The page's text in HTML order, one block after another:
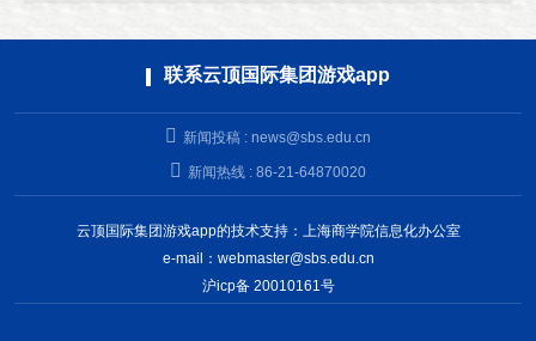
联系云顶国际集团游戏app
新闻投稿 : news@sbs.edu.cn
新闻热线 : 86-21-64870020
云顶国际集团游戏app的技术支持：上海商学院信息化办公室
e-mail： webmaster@sbs.edu.cn
沪icp备 20010161号